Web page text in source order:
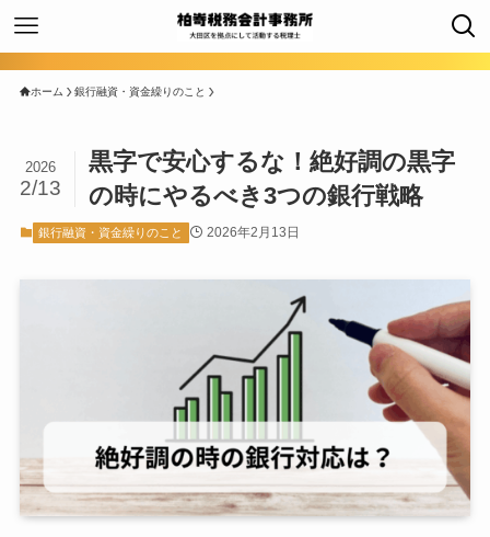
ホーム 銀行融資・資金繰りのこと
黒字で安心するな！絶好調の黒字
の時にやるべき3つの銀行戦略
2026
2/13
銀行融資・資金繰りのこと 2026年2月13日